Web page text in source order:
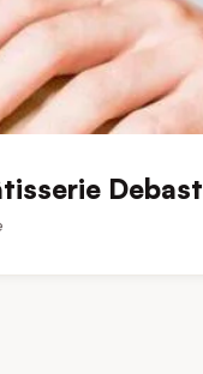
Debast